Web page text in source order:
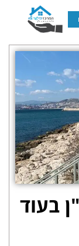
בעוד